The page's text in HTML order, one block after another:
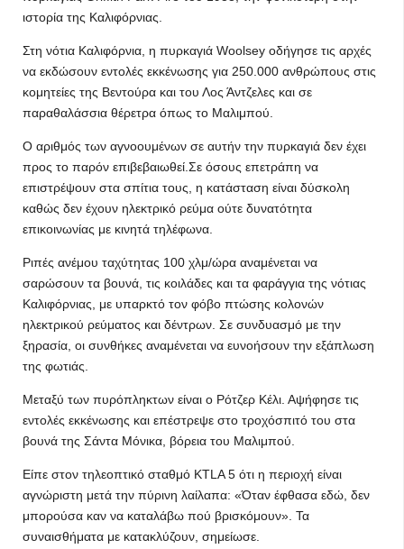
ιστορία της Καλιφόρνιας.
Στη νότια Καλιφόρνια, η πυρκαγιά Woolsey οδήγησε τις αρχές
να εκδώσουν εντολές εκκένωσης για 250.000 ανθρώπους στις
κομητείες της Βεντούρα και του Λος Άντζελες και σε
παραθαλάσσια θέρετρα όπως το Μαλιμπού.
Ο αριθμός των αγνοουμένων σε αυτήν την πυρκαγιά δεν έχει
προς το παρόν επιβεβαιωθεί.Σε όσους επετράπη να
επιστρέψουν στα σπίτια τους, η κατάσταση είναι δύσκολη
καθώς δεν έχουν ηλεκτρικό ρεύμα ούτε δυνατότητα
επικοινωνίας με κινητά τηλέφωνα.
Ριπές ανέμου ταχύτητας 100 χλμ/ώρα αναμένεται να
σαρώσουν τα βουνά, τις κοιλάδες και τα φαράγγια της νότιας
Καλιφόρνιας, με υπαρκτό τον φόβο πτώσης κολονών
ηλεκτρικού ρεύματος και δέντρων. Σε συνδυασμό με την
ξηρασία, οι συνθήκες αναμένεται να ευνοήσουν την εξάπλωση
της φωτιάς.
Μεταξύ των πυρόπληκτων είναι ο Ρότζερ Κέλι. Αψήφησε τις
εντολές εκκένωσης και επέστρεψε στο τροχόσπιτό του στα
βουνά της Σάντα Μόνικα, βόρεια του Μαλιμπού.
Είπε στον τηλεοπτικό σταθμό KTLA 5 ότι η περιοχή είναι
αγνώριστη μετά την πύρινη λαίλαπα: «Όταν έφθασα εδώ, δεν
μπορούσα καν να καταλάβω πού βρισκόμουν». Τα
συναισθήματα με κατακλύζουν, σημείωσε.